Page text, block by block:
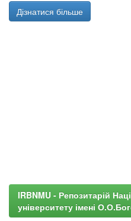
Дізнатися більше
IRBNMU - Репозитарій
університету імені